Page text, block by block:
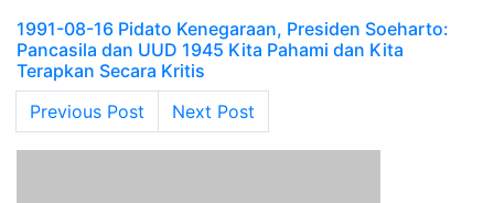
1991-08-16 Pidato Kenegaraan, Presiden Soeharto:
Pancasila dan UUD 1945 Kita Pahami dan Kita
Terapkan Secara Kritis
Post navigation
Previous Post Next Post